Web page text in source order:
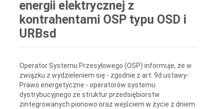
energii elektrycznej z
kontrahentami OSP typu OSD i
URBsd
Operator Systemu Przesyłowego (OSP) informuje, że w
związku z wydzieleniem się - zgodnie z art. 9d ustawy-
Prawo energetyczne - operatorów systemu
dystrybucyjnego ze struktur przedsiębiorstw
zintegrowanych pionowo oraz wejściem w życie z dniem